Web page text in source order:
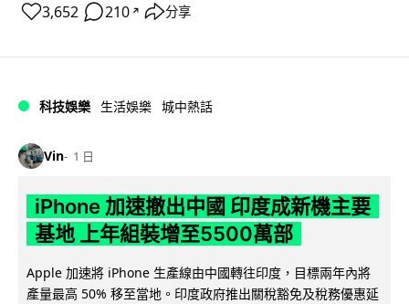
3,652 210 ↗ 分享
科技娛樂 生活娛樂 城中熱話
Vin 1 日
iPhone 加速撤出中國 印度成新機主要
基地 上年組裝增至5500萬部
Apple 加速將 iPhone 生產線由中國轉往印度，目標兩年內將
產量最高 50% 移至當地。印度政府推出關稅豁免及稅務優惠延